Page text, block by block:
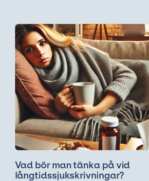
Vad bör man tänka på vid
långtidssjukskrivningar?